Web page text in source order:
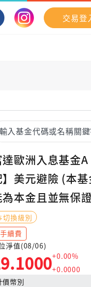
交易登
達歐洲入息基金
】美元避險 (本
為本金且並無保
切換級別
續費
淨值(08/06)
+0.00%
+0.0000
價幣別